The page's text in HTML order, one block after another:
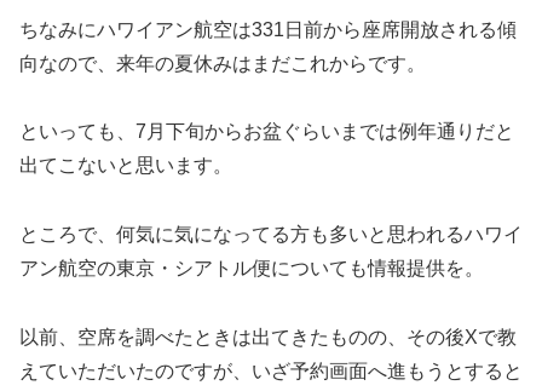
ちなみにハワイアン航空は331日前から座席開放される傾
向なので、来年の夏休みはまだこれからです。
といっても、7月下旬からお盆ぐらいまでは例年通りだと
出てこないと思います。
ところで、何気に気になってる方も多いと思われるハワイ
アン航空の東京・シアトル便についても情報提供を。
以前、空席を調べたときは出てきたものの、その後Xで教
えていただいたのですが、いざ予約画面へ進もうとすると